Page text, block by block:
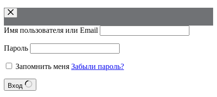
Имя пользователя или Email
Пароль
Запомнить меня Забыли пароль?
Вход